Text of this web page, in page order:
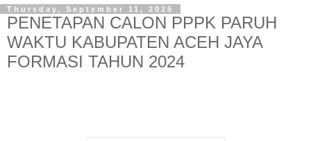
Thursday, September 11, 2025
PENETAPAN CALON PPPK PARUH
WAKTU KABUPATEN ACEH JAYA
FORMASI TAHUN 2024